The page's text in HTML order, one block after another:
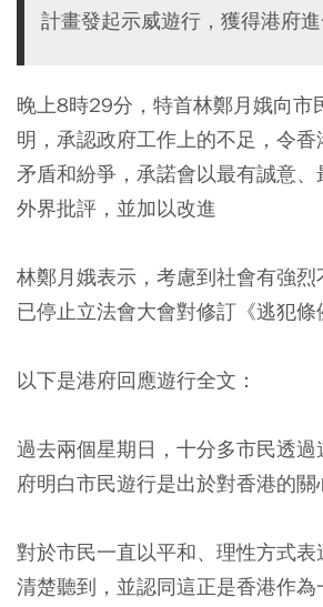
計畫發起示威遊行，獲得港府進
晚上8時29分，特首林鄭月娥向市
明，承認政府工作上的不足，令
矛盾和紛爭，承諾會以最有誠意
外界批評，並加以改進
林鄭月娥表示，考慮到社會有強
已停止立法會大會對修訂《逃犯條
以下是港府回應遊行全文：
過去兩個星期日，十分多市民透
府明白市民遊行是出於對香港的關
對於市民一直以平和、理性方式
清楚聽到，並認同這正是香港作為